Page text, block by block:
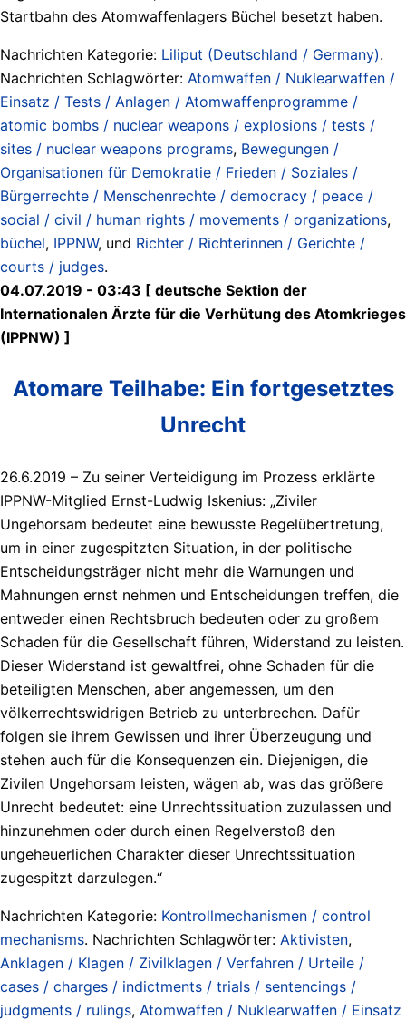
Startbahn des Atomwaffenlagers Büchel besetzt haben.
Nachrichten Kategorie: Liliput (Deutschland / Germany).
Nachrichten Schlagwörter: Atomwaffen / Nuklearwaffen /
Einsatz / Tests / Anlagen / Atomwaffenprogramme /
atomic bombs / nuclear weapons / explosions / tests /
sites / nuclear weapons programs, Bewegungen /
Organisationen für Demokratie / Frieden / Soziales /
Bürgerrechte / Menschenrechte / democracy / peace /
social / civil / human rights / movements / organizations,
büchel, IPPNW, und Richter / Richterinnen / Gerichte /
courts / judges.
04.07.2019 - 03:43 [ deutsche Sektion der
Internationalen Ärzte für die Verhütung des Atomkrieges
(IPPNW) ]
Atomare Teilhabe: Ein fortgesetztes
Unrecht
26.6.2019 – Zu seiner Verteidigung im Prozess erklärte
IPPNW-Mitglied Ernst-Ludwig Iskenius: „Ziviler
Ungehorsam bedeutet eine bewusste Regelübertretung,
um in einer zugespitzten Situation, in der politische
Entscheidungsträger nicht mehr die Warnungen und
Mahnungen ernst nehmen und Entscheidungen treffen, die
entweder einen Rechtsbruch bedeuten oder zu großem
Schaden für die Gesellschaft führen, Widerstand zu leisten.
Dieser Widerstand ist gewaltfrei, ohne Schaden für die
beteiligten Menschen, aber angemessen, um den
völkerrechtswidrigen Betrieb zu unterbrechen. Dafür
folgen sie ihrem Gewissen und ihrer Überzeugung und
stehen auch für die Konsequenzen ein. Diejenigen, die
Zivilen Ungehorsam leisten, wägen ab, was das größere
Unrecht bedeutet: eine Unrechtssituation zuzulassen und
hinzunehmen oder durch einen Regelverstoß den
ungeheuerlichen Charakter dieser Unrechtssituation
zugespitzt darzulegen.“
Nachrichten Kategorie: Kontrollmechanismen / control
mechanisms. Nachrichten Schlagwörter: Aktivisten,
Anklagen / Klagen / Zivilklagen / Verfahren / Urteile /
cases / charges / indictments / trials / sentencings /
judgments / rulings, Atomwaffen / Nuklearwaffen / Einsatz